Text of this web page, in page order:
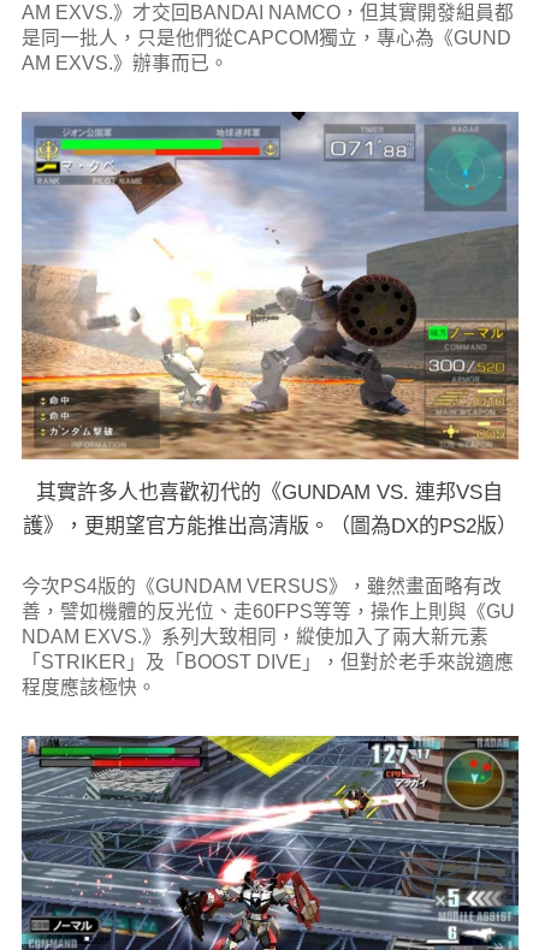
AM EXVS.》才交回BANDAI NAMCO，但其實開發組員都
是同一批人，只是他們從CAPCOM獨立，專心為《GUND
AM EXVS.》辦事而已。
其實許多人也喜歡初代的《GUNDAM VS. 連邦VS自
護》，更期望官方能推出高清版。（圖為DX的PS2版）
今次PS4版的《GUNDAM VERSUS》，雖然畫面略有改
善，譬如機體的反光位、走60FPS等等，操作上則與《GU
NDAM EXVS.》系列大致相同，縱使加入了兩大新元素
「STRIKER」及「BOOST DIVE」，但對於老手來說適應
程度應該極快。